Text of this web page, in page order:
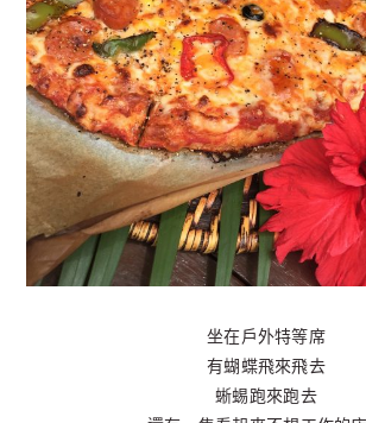
坐在戶外特等席
有蝴蝶飛來飛去
蜥蜴跑來跑去